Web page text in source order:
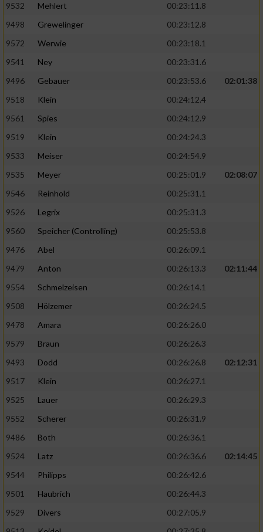
9532
Mehlert
00:23:11.8
9498
Grewelinger
00:23:12.8
9572
Werwie
00:23:18.1
9541
Ney
00:23:31.6
9496
Gebauer 00:23:53.6
02:01:38
9518
Klein
00:24:12.4
9561
Spies
00:24:12.9
9519
Klein
00:24:24.3
9533
Meiser
00:24:54.9
9535
Meyer 00:25:01.9
02:08:07
9546
Reinhold
00:25:31.1
9526
Legrix
00:25:31.3
9560
Speicher (Controlling)
00:25:53.8
9476
Abel
00:26:09.1
9479
Anton 00:26:13.3
02:11:44
9554
Schmelzeisen
00:26:14.1
9508
Hölzemer
00:26:24.5
9478
Amara
00:26:26.0
9579
Braun
00:26:26.3
9493
Dodd 00:26:26.8
02:12:31
9517
Klein
00:26:27.1
9525
Lauer
00:26:29.3
9552
Scherer
00:26:31.9
9486
Both
00:26:36.1
9524
Latz 00:26:36.6
02:14:45
9544
Philipps
00:26:42.6
9501
Haubrich
00:26:44.3
9529
Divers
00:27:05.9